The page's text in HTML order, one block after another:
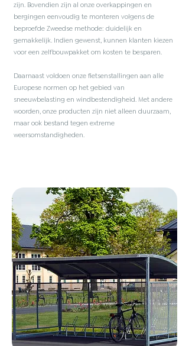
zijn. Bovendien zijn al onze overkappingen en
bergingen eenvoudig te monteren volgens de
beproefde Zweedse methode: duidelijk en
gemakkelijk. Indien gewenst, kunnen klanten kiezen
voor een zelfbouwpakket om kosten te besparen.
Daarnaast voldoen onze fietsenstallingen aan alle
Europese normen op het gebied van
sneeuwbelasting en windbestendigheid. Met andere
woorden, onze producten zijn niet alleen duurzaam,
maar ook bestand tegen extreme
weersomstandigheden.